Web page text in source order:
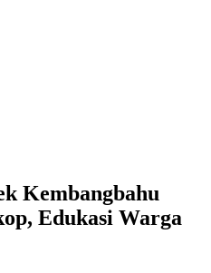
Kembangbahu
Edukasi Warga